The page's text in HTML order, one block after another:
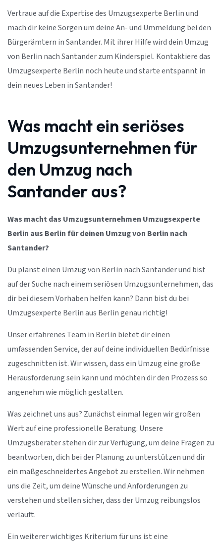
Vertraue auf die Expertise des Umzugsexperte Berlin und
mach dir keine Sorgen um deine An- und Ummeldung bei den
Bürgerämtern in Santander. Mit ihrer Hilfe wird dein Umzug
von Berlin nach Santander zum Kinderspiel. Kontaktiere das
Umzugsexperte Berlin noch heute und starte entspannt in
dein neues Leben in Santander!
Was macht ein seriöses
Umzugsunternehmen für
den Umzug nach
Santander aus?
Was macht das Umzugsunternehmen Umzugsexperte
Berlin aus Berlin für deinen Umzug von Berlin nach
Santander?
Du planst einen Umzug von Berlin nach Santander und bist
auf der Suche nach einem seriösen Umzugsunternehmen, das
dir bei diesem Vorhaben helfen kann? Dann bist du bei
Umzugsexperte Berlin aus Berlin genau richtig!
Unser erfahrenes Team in Berlin bietet dir einen
umfassenden Service, der auf deine individuellen Bedürfnisse
zugeschnitten ist. Wir wissen, dass ein Umzug eine große
Herausforderung sein kann und möchten dir den Prozess so
angenehm wie möglich gestalten.
Was zeichnet uns aus? Zunächst einmal legen wir großen
Wert auf eine professionelle Beratung. Unsere
Umzugsberater stehen dir zur Verfügung, um deine Fragen zu
beantworten, dich bei der Planung zu unterstützen und dir
ein maßgeschneidertes Angebot zu erstellen. Wir nehmen
uns die Zeit, um deine Wünsche und Anforderungen zu
verstehen und stellen sicher, dass der Umzug reibungslos
verläuft.
Ein weiterer wichtiges Kriterium für uns ist eine